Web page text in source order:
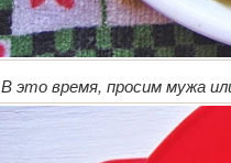
В это время, просим мужа